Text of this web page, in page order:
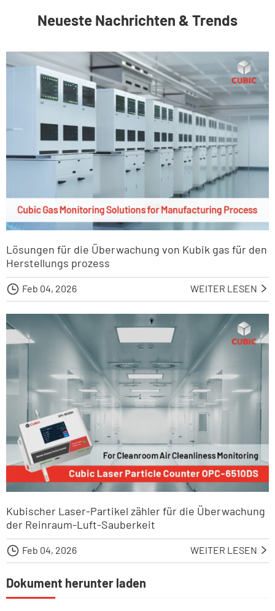
Neueste Nachrichten & Trends
Lösungen für die Überwachung von Kubik gas für den
Herstellungs prozess
 Feb 04, 2026 WEITER LESEN 
Kubischer Laser-Partikel zähler für die Überwachung
der Reinraum-Luft-Sauberkeit
 Feb 04, 2026 WEITER LESEN 
Dokument herunter laden